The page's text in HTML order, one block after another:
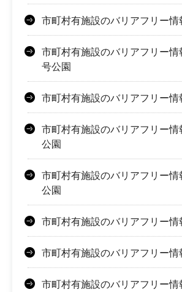
市町村有施設のバリアフリー
市町村有施設のバリアフリー
号公園
市町村有施設のバリアフリー
市町村有施設のバリアフリー
公園
市町村有施設のバリアフリー
公園
市町村有施設のバリアフリー
市町村有施設のバリアフリー
市町村有施設のバリアフリー